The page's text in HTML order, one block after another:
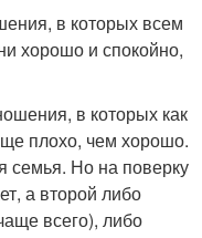
в которых всем
хорошо и спокойно,
в которых как
плохо, чем хорошо.
семья. Но на поверку
а второй либо
всего), либо